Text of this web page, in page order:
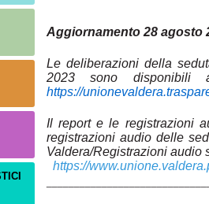
Aggiornamento 28 agosto
Le deliberazioni della
2023 sono
https://
Il report e le registrazioni
registrazioni audio delle
Valdera/Registrazioni audio
https://